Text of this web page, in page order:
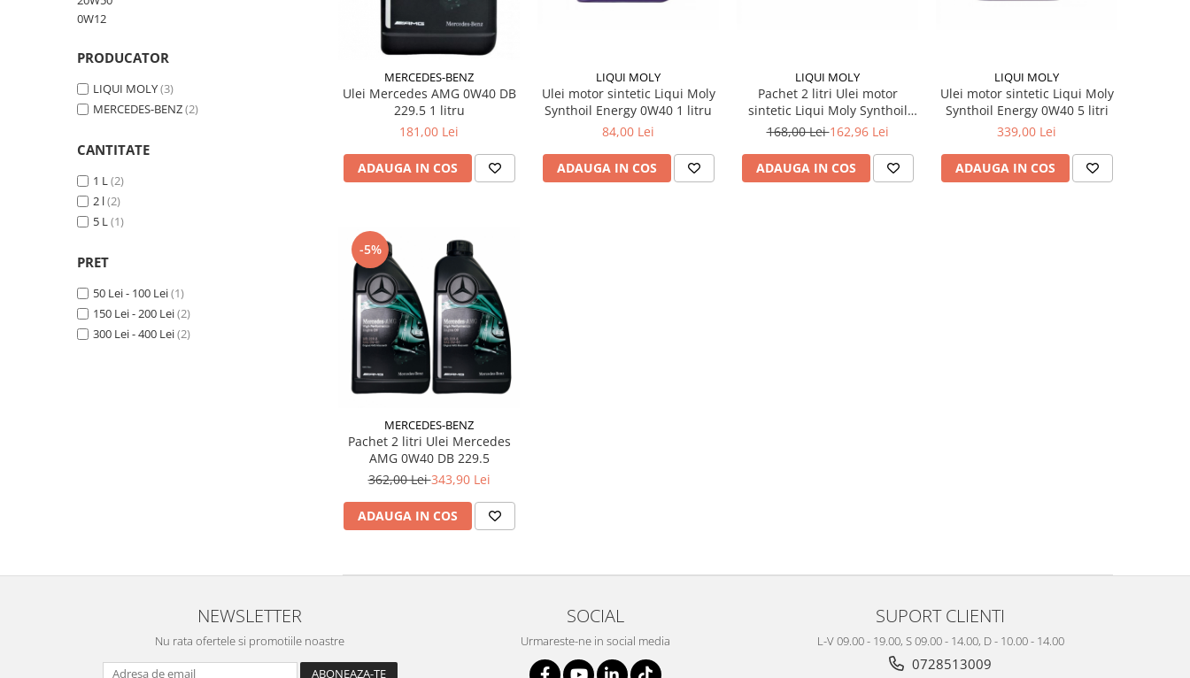
Aditivi Auto
Lichid de Parbriz
Ulei Servodirectie
Uleiuri Hidraulice
Vaselina si Lubrifianti Auto
Filtre Combustibil
Filtre Habitaclu
Echipamente Service
Incarcatoare telefoane mobile
Parasolare Auto
0W12
PRODUCATOR
LIQUI MOLY(3)
MERCEDES-BENZ(2)
CANTITATE
1 L(2)
2 l(2)
5 L(1)
PRET
50 Lei - 100 Lei(1)
150 Lei - 200 Lei(2)
300 Lei - 400 Lei(2)
MERCEDES-BENZ
Ulei Mercedes AMG 0W40 DB
229.5 1 litru
181,00 Lei
ADAUGA IN COS
LIQUI MOLY
Ulei motor sintetic Liqui Moly
Synthoil Energy 0W40 1 litru
84,00 Lei
ADAUGA IN COS
LIQUI MOLY
Pachet 2 litri Ulei motor
sintetic Liqui Moly Synthoil
Energy 0W40
168,00 Lei162,96 Lei
ADAUGA IN COS
LIQUI MOLY
Ulei motor sintetic Liqui Moly
Synthoil Energy 0W40 5 litri
339,00 Lei
ADAUGA IN COS
-5%
MERCEDES-BENZ
Pachet 2 litri Ulei Mercedes
AMG 0W40 DB 229.5
362,00 Lei343,90 Lei
ADAUGA IN COS
NEWSLETTER
Nu rata ofertele si promotiile noastre
SOCIAL
Urmareste-ne in social media
SUPORT CLIENTI
L-V 09.00 - 19.00, S 09.00 - 14.00, D - 10.00 - 14.00
0728513009